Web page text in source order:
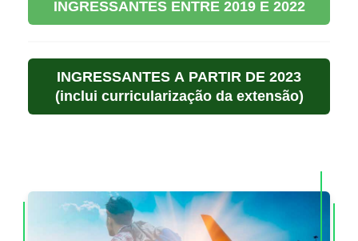
INGRESSANTES ENTRE 2019 E 2022
INGRESSANTES A PARTIR DE 2023
(inclui curricularização da extensão)